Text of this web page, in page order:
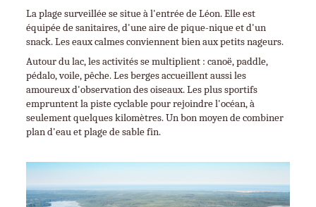
La plage surveillée se situe à l'entrée de Léon. Elle est
équipée de sanitaires, d'une aire de pique-nique et d'un
snack. Les eaux calmes conviennent bien aux petits nageurs.
Autour du lac, les activités se multiplient : canoë, paddle,
pédalo, voile, pêche. Les berges accueillent aussi les
amoureux d'observation des oiseaux. Les plus sportifs
empruntent la piste cyclable pour rejoindre l'océan, à
seulement quelques kilomètres. Un bon moyen de combiner
plan d'eau et plage de sable fin.